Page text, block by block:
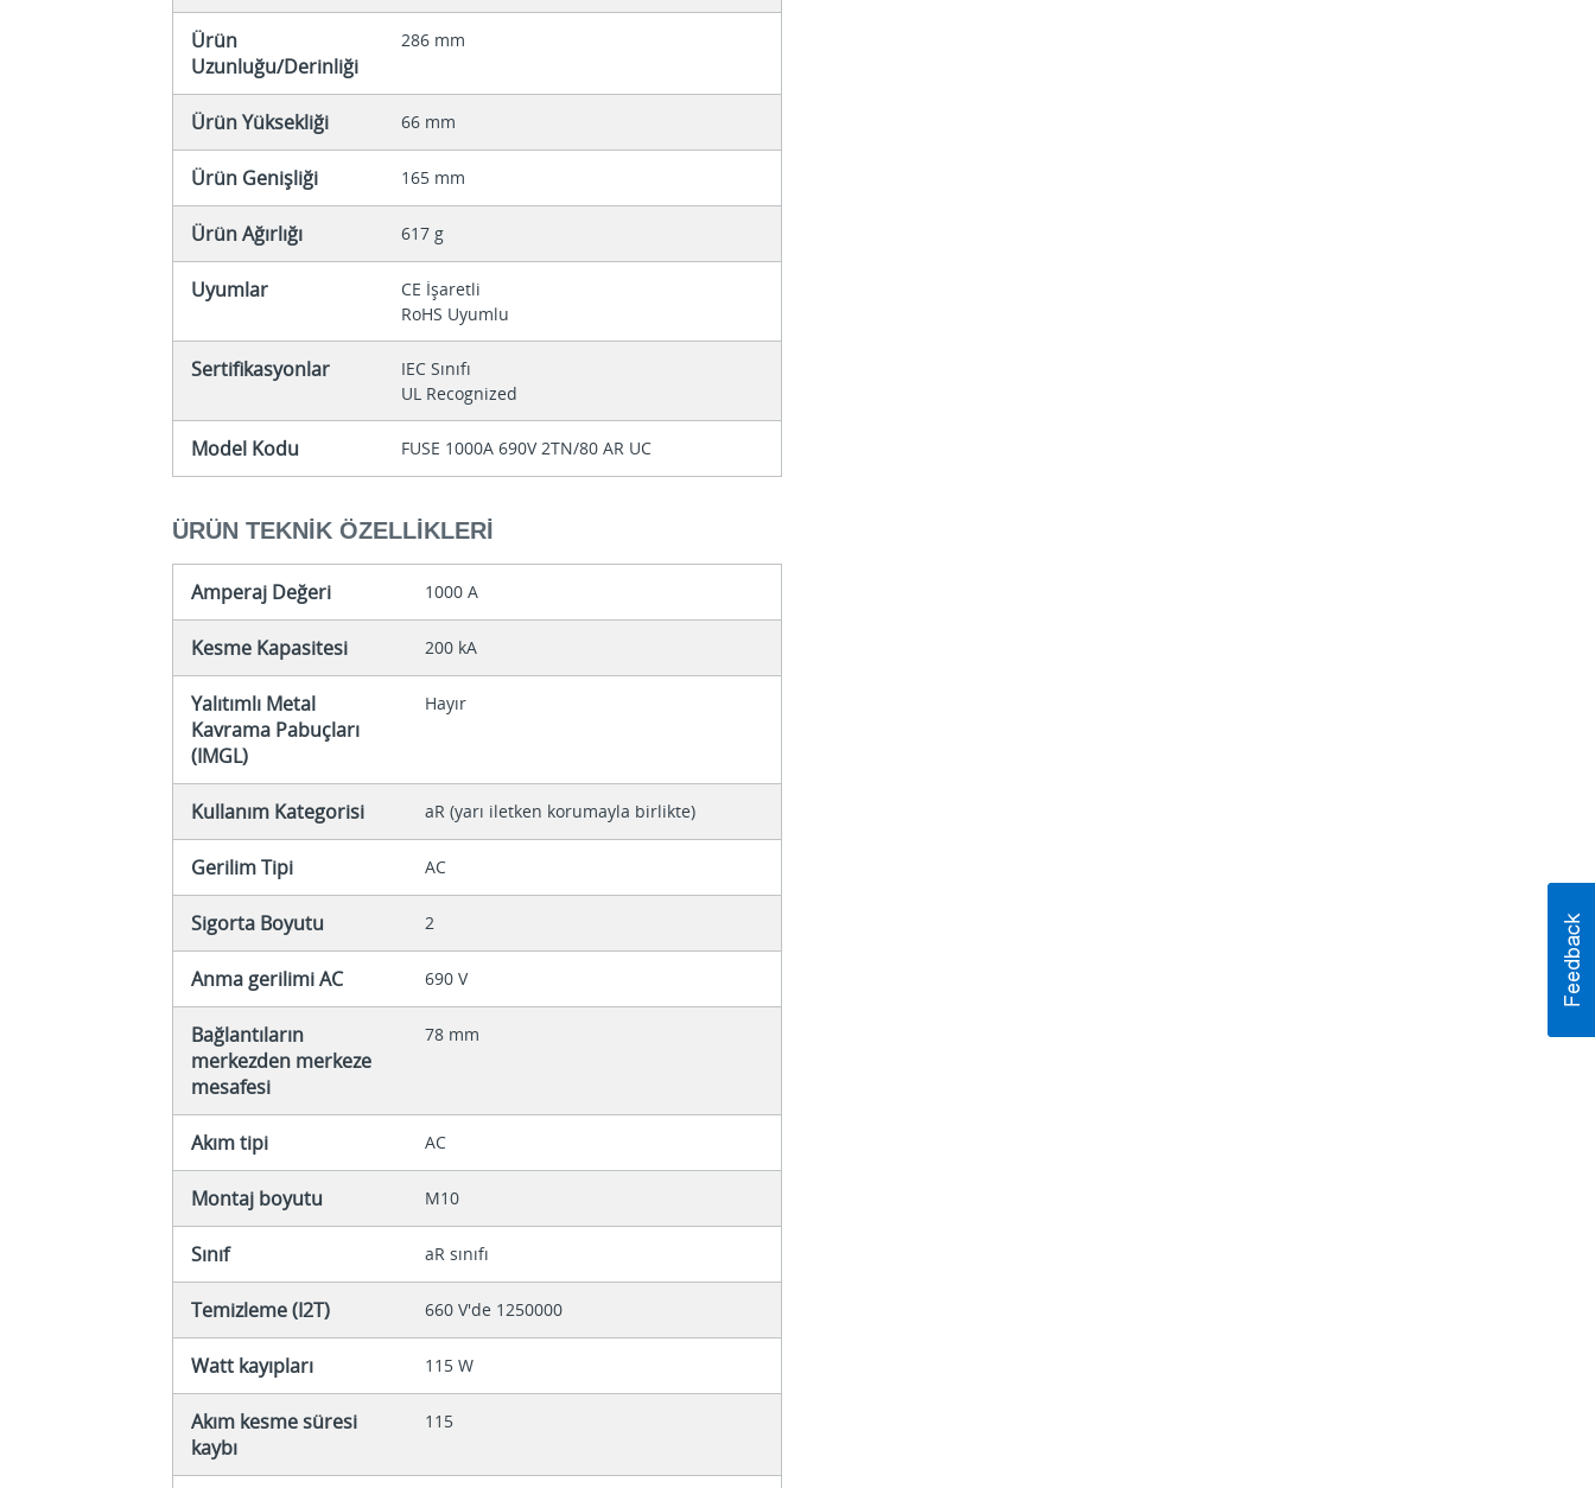
Ürün
Uzunluğu/Derinliği
286 mm
Ürün Yüksekliği 66 mm
Ürün Genişliği 165 mm
Ürün Ağırlığı 617 g
Uyumlar
CE İşaretli
RoHS Uyumlu
Sertifikasyonlar
IEC Sınıfı
UL Recognized
Model Kodu FUSE 1000A 690V 2TN/80 AR UC
ÜRÜN TEKNIK ÖZELLIKLERI
Amperaj Değeri 1000 A
Kesme Kapasitesi 200 kA
Yalıtımlı Metal
Kavrama Pabuçları
(IMGL)
Hayır
Kullanım Kategorisi aR (yarı iletken korumayla birlikte)
Gerilim Tipi AC
Sigorta Boyutu 2
Anma gerilimi AC 690 V
Bağlantıların
merkezden merkeze
mesafesi
78 mm
Akım tipi AC
Montaj boyutu M10
Sınıf aR sınıfı
Temizleme (I2T) 660 V'de 1250000
Watt kayıpları 115 W
Akım kesme süresi
kaybı
115